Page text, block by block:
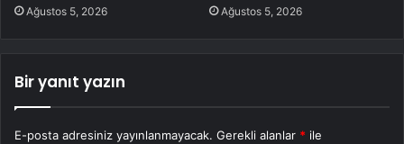
Ağustos 5, 2026 Ağustos 5, 2026
Bir yanıt yazın
E-posta adresiniz yayınlanmayacak. Gerekli alanlar * ile